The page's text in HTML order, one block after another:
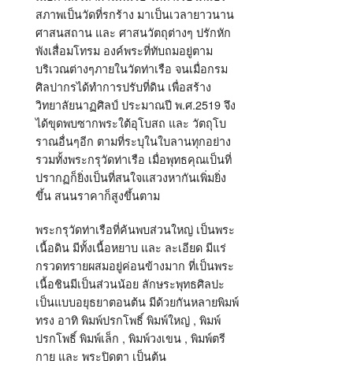
สภาพเป็นวัดที่รกร้าง มาเป็นเวลายาวนาน
ศาสนสถาน และ ศาสนวัตถุต่างๆ ปรักหัก
พังเสื่อมโทรม องค์พระที่ทับถมอยู่ตาม
บริเวณต่างๆภายในวัดท่าเรือ จนเมื่อกรม
ศิลปากรได้ทำการปรับที่ดิน เพื่อสร้าง
วิทยาลัยนาฏศิลป์ ประมาณปี พ.ศ.2519 จึง
ได้ขุดพบซากพระใต้อุโบสถ และ วัตถุโบ
ราณอื่นๆอีก ตามที่ระบุในใบลานทุกอย่าง
รวมทั้งพระกรุวัดท่าเรือ เมื่อพุทธคุณเป็นที่
ปรากฏก็ยิ่งเป็นที่สนใจแสวงหากันเพิ่มยิ่ง
ขึ้น สนนราคาก็สูงขึ้นตาม
พระกรุวัดท่าเรือที่ค้นพบส่วนใหญ่ เป็นพระ
เนื้อดิน มีทั้งเนื้อหยาบ และ ละเอียด มีแร่
กรวดทรายผสมอยู่ค่อนข้างมาก ที่เป็นพระ
เนื้อชินมีเป็นส่วนน้อย ลักษระพุทธศิลปะ
เป็นแบบอยุธยาตอนต้น มีด้วยกันหลายพิมพ์
ทรง อาทิ พิมพ์ปรกโพธิ์ พิมพ์ใหญ่ , พิมพ์
ปรกโพธิ์ พิมพ์เล็ก , พิมพ์วงเขน , พิมพ์ตรี
กาย และ พระปิดตา เป็นต้น